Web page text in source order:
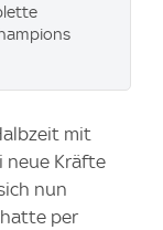
mit
neue Kräfte
nun
per